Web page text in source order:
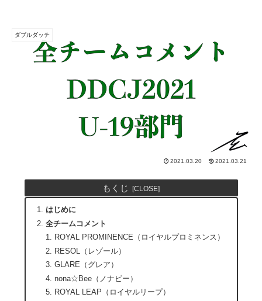
ダブルダッチ
2021.03.20 2021.03.21
もくじ
はじめに
全チームコメント
ROYAL PROMINENCE（ロイヤルプロミネンス）
RESOL（レゾール）
GLARE（グレア）
nona☆Bee（ノナビー）
ROYAL LEAP（ロイヤルリープ）